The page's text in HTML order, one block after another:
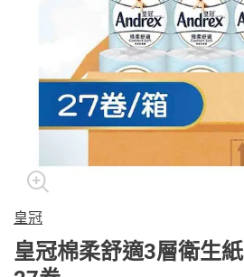
皇冠
皇冠棉柔舒適3層衛生紙